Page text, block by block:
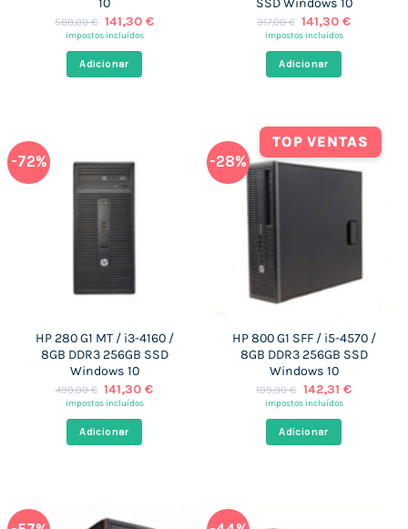
10
588,00€ O
preço
era:
588,00 €.
141,30 €O
impostos incluídos
Adicionar
SSD Windows 10
317,00€ O
preço
era:
317,00 €.
141,30€O
impostos incluídos
Adicionar
-72%
HP 280 G1 MT / i3-4160 /
8GB DDR3 256GB SSD
Windows 10
499,00€ O
preço
era:
499,00 €.
141,30€O
impostos incluídos
Adicionar
-28%
TOP VENTAS
HP 800 G1 SFF / i5-4570 /
8GB DDR3 256GB SSD
Windows 10
199,00€ O
preço
era:
199,00 €.
142,31 €O
impostos incluídos
Adicionar